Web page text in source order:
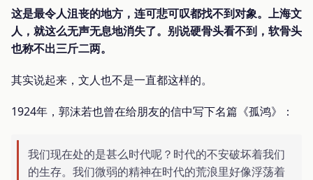
这是最令人沮丧的地方，连可悲可叹都找不到对象。上海文
人，就这么无声无息地消失了。别说硬骨头看不到，软骨头
也称不出三斤二两。
其实说起来，文人也不是一直都这样的。
1924年，郭沫若也曾在给朋友的信中写下名篇《孤鸿》：
我们现在处的是甚么时代呢？时代的不安破坏着我们
的生存。我们微弱的精神在时代的荒浪里好像浮荡着